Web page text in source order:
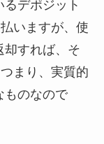
デポジット
いますが、使
却すれば、そ
まり、実質的
ものなので